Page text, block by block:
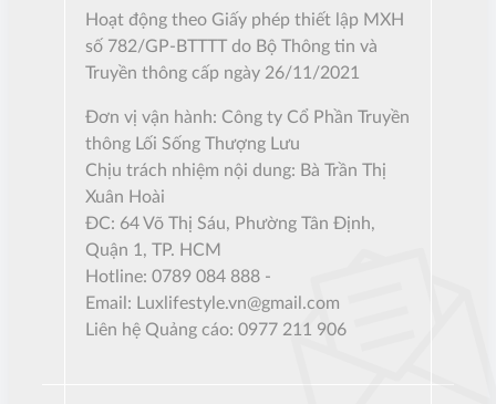
Hoạt động theo Giấy phép thiết lập MXH
số 782/GP-BTTTT do Bộ Thông tin và
Truyền thông cấp ngày 26/11/2021
Đơn vị vận hành: Công ty Cổ Phần Truyền
thông Lối Sống Thượng Lưu
Chịu trách nhiệm nội dung: Bà Trần Thị
Xuân Hoài
ĐC: 64 Võ Thị Sáu, Phường Tân Định,
Quận 1, TP. HCM
Hotline: 0789 084 888 -
Email: Luxlifestyle.vn@gmail.com
Liên hệ Quảng cáo: 0977 211 906